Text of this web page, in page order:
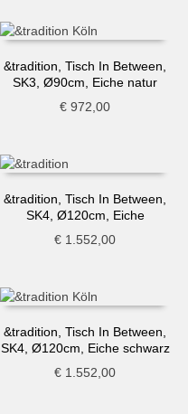
&tradition, Tisch In Between,
SK3, Ø90cm, Eiche natur
€ 972,00
&tradition, Tisch In Between,
SK4, Ø120cm, Eiche
€ 1.552,00
&tradition, Tisch In Between,
SK4, Ø120cm, Eiche schwarz
€ 1.552,00